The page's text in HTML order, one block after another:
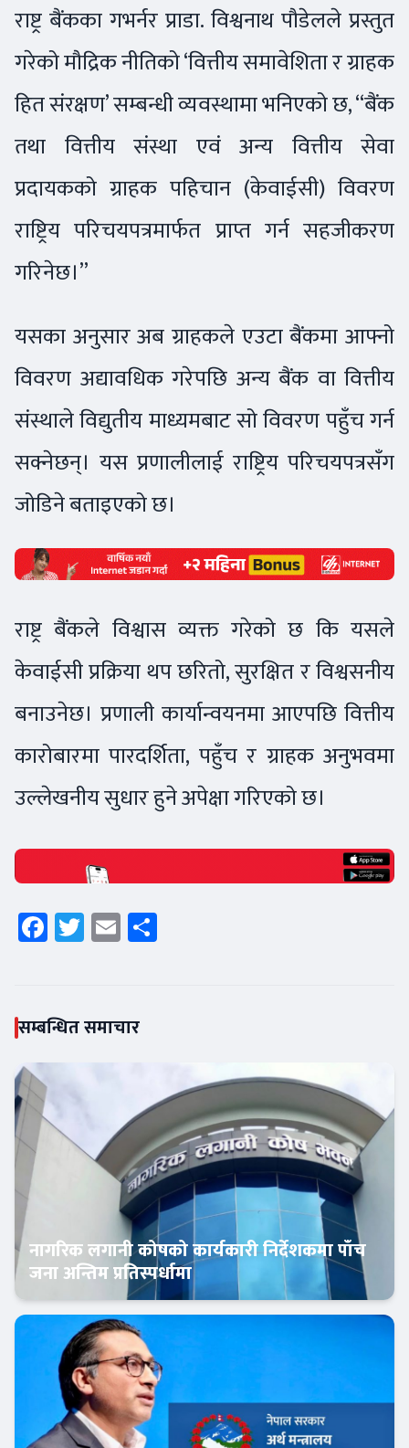
राष्ट्र बैंकका गभर्नर प्राडा. विश्वनाथ पौडेलले प्रस्तुत
गरेको मौद्रिक नीतिको ‘वित्तीय समावेशिता र ग्राहक
हित संरक्षण’ सम्बन्धी व्यवस्थामा भनिएको छ, “बैंक
तथा वित्तीय संस्था एवं अन्य वित्तीय सेवा
प्रदायकको ग्राहक पहिचान (केवाईसी) विवरण
राष्ट्रिय परिचयपत्रमार्फत प्राप्त गर्न सहजीकरण
गरिनेछ।”
यसका अनुसार अब ग्राहकले एउटा बैंकमा आफ्नो
विवरण अद्यावधिक गरेपछि अन्य बैंक वा वित्तीय
संस्थाले विद्युतीय माध्यमबाट सो विवरण पहुँच गर्न
सक्नेछन्। यस प्रणालीलाई राष्ट्रिय परिचयपत्रसँग
जोडिने बताइएको छ।
राष्ट्र बैंकले विश्वास व्यक्त गरेको छ कि यसले
केवाईसी प्रक्रिया थप छरितो, सुरक्षित र विश्वसनीय
बनाउनेछ। प्रणाली कार्यान्वयनमा आएपछि वित्तीय
कारोबारमा पारदर्शिता, पहुँच र ग्राहक अनुभवमा
उल्लेखनीय सुधार हुने अपेक्षा गरिएको छ।
Facebook
Twitter
Email
सम्बन्धित समाचार
Banner News
नागरिक लगानी कोषको कार्यकारी निर्देशकमा पाँच
जना अन्तिम प्रतिस्पर्धामा